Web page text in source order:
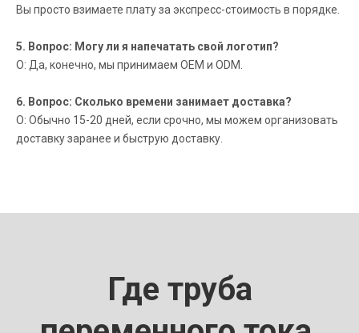
Вы просто взимаете плату за экспресс-стоимость в порядке.
5. Вопрос: Могу ли я напечатать свой логотип?
О: Да, конечно, мы принимаем OEM и ODM.
6. Вопрос: Сколько времени занимает доставка?
О: Обычно 15-20 дней, если срочно, мы можем организовать
доставку заранее и быструю доставку.
Где труба